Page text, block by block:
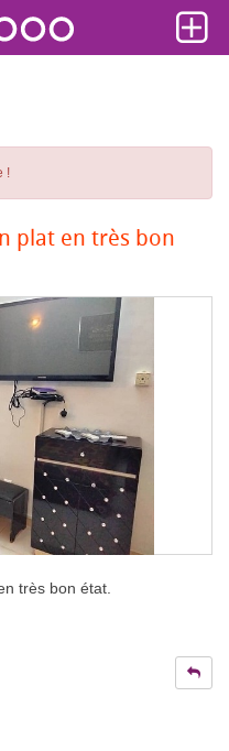
!
plat en très bon
très bon état.